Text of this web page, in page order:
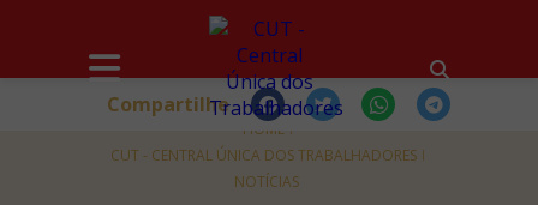
HOME
CUT - CENTRAL ÚNICA DOS TRABALHADORES
NOTÍCIAS
Compartilhe